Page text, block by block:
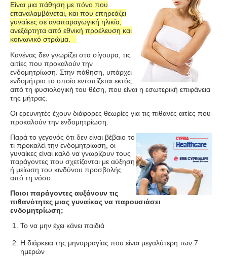
Είναι μια πάθηση με πόνο που
επαναλαμβάνεται, και που επηρεάζει
γυναίκες σε αναπαραγωγική ηλικία,
ανεξάρτητα από εθνική προέλευση και
κοινωνικό στρώμα.
Κανένας δεν γνωρίζει στα σίγουρα, τις
αιτίες που προκαλούν την
ενδομητρίωση. Στην πάθηση, υπάρχει
ενδομήτριο το οποίο εντοπίζεται εκτός
από τη φυσιολογική του θέση, που είναι η εσωτερική επιφάνεια
της μήτρας.
Οι ερευνητές έχουν διάφορες θεωρίες για τις πιθανές αιτίες που
προκαλούν την ενδομητρίωση.
Παρά το γεγονός ότι δεν είναι βέβαιο το
τι προκαλεί την ενδομητρίωση, οι
γυναίκες είναι καλό να γνωρίζουν τους
παράγοντες που σχετίζονται με αύξηση
ή μείωση του κινδύνου προσβολής
από τη νόσο.
Ποιοι παράγοντες αυξάνουν τις
πιθανότητες μιας γυναίκας να παρουσιάσει
ενδομητρίωση;
Το να μην έχει κάνει παιδιά
Η διάρκεια της μηνορραγίας που είναι μεγαλύτερη των 7
ημερών